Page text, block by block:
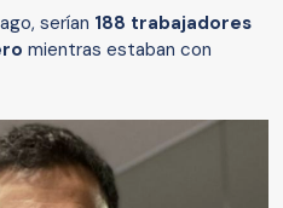
serían 188 trabajadores
mientras estaban con